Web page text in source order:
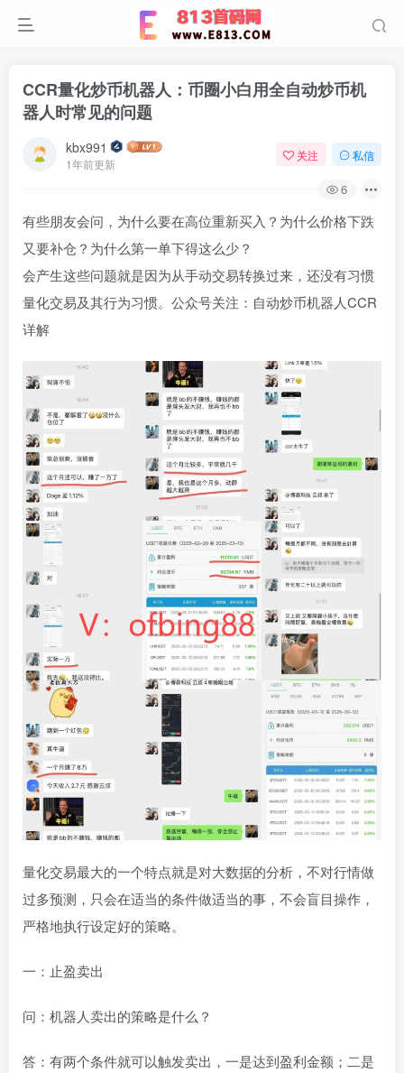
CCR量化炒币机器人：币圈小白用全自动炒币机
器人时常见的问题
kbx991
1年前更新
关注 私信
6
有些朋友会问，为什么要在高位重新买入？为什么价格下跌
又要补仓？为什么第一单下得这么少？
会产生这些问题就是因为从手动交易转换过来，还没有习惯
量化交易及其行为习惯。公众号关注：自动炒币机器人CCR
详解
量化交易最大的一个特点就是对大数据的分析，不对行情做
过多预测，只会在适当的条件做适当的事，不会盲目操作，
严格地执行设定好的策略。
一：止盈卖出
问：机器人卖出的策略是什么？
答：有两个条件就可以触发卖出，一是达到盈利金额；二是